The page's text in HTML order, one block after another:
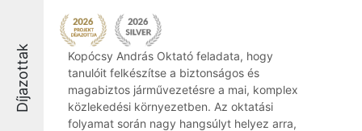
Díjazottak
Kopócsy András Oktató feladata, hogy
tanulóit felkészítse a biztonságos és
magabiztos járművezetésre a mai, komplex
közlekedési környezetben. Az oktatási
folyamat során nagy hangsúlyt helyez arra,